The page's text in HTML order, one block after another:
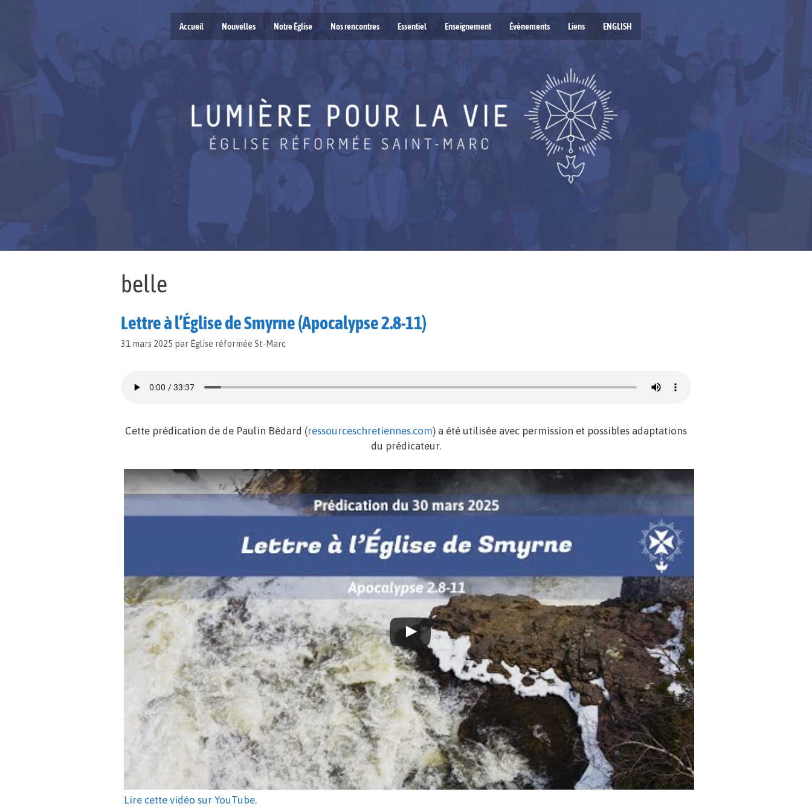
Accueil Nouvelles Notre Église Nos rencontres Essentiel Enseignement Évènements Liens ENGLISH
belle
Lettre à l’Église de Smyrne (Apocalypse 2.8-11)
31 mars 2025 par Église réformée St-Marc
Cette prédication de de Paulin Bédard (ressourceschretiennes.com) a été utilisée avec permission et possibles adaptations
du prédicateur.
Lire cette vidéo sur YouTube.